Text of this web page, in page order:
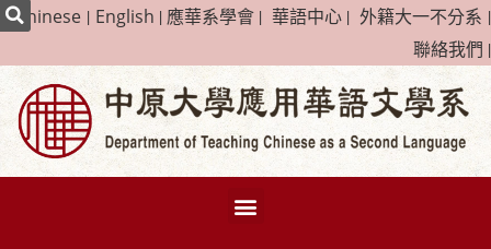
|Chinese | English | 應華系學會 | 華語中心 | 外籍大一不分系 |
聯絡我們 |